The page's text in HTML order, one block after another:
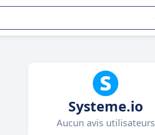
Systeme.io
Aucun avis utilisateurs